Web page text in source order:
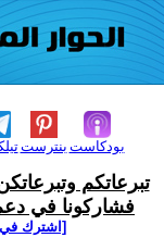
بنترست بودكاست
تبرعاتكم
فشاركونا في
[اشترك في